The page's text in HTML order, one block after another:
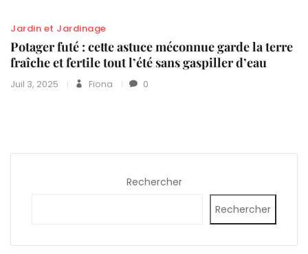
Jardin et Jardinage
Potager futé : cette astuce méconnue garde la terre
fraîche et fertile tout l’été sans gaspiller d’eau
Juil 3, 2025 Fiona 0
Rechercher
Rechercher